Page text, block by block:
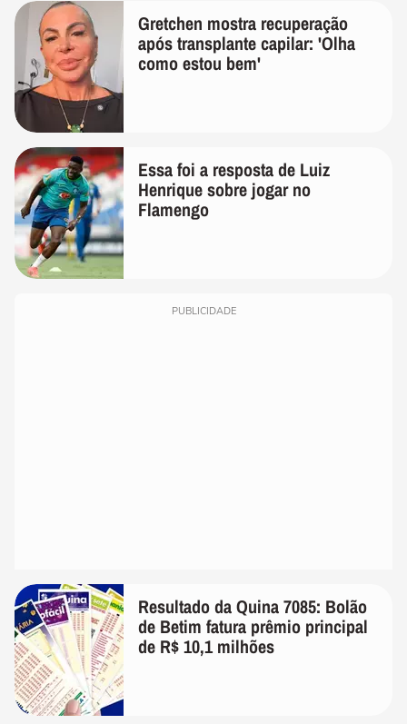
Gretchen mostra recuperação
após transplante capilar: 'Olha
como estou bem'
Essa foi a resposta de Luiz
Henrique sobre jogar no
Flamengo
PUBLICIDADE
Resultado da Quina 7085: Bolão
de Betim fatura prêmio principal
de R$ 10,1 milhões